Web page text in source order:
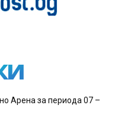
Арена за периода 07 –